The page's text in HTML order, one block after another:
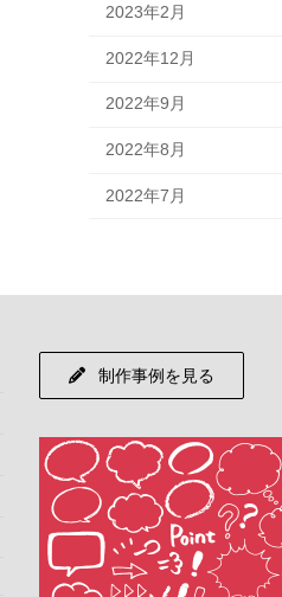
2023年2月
2022年12月
2022年9月
2022年8月
2022年7月
制作事例を見る